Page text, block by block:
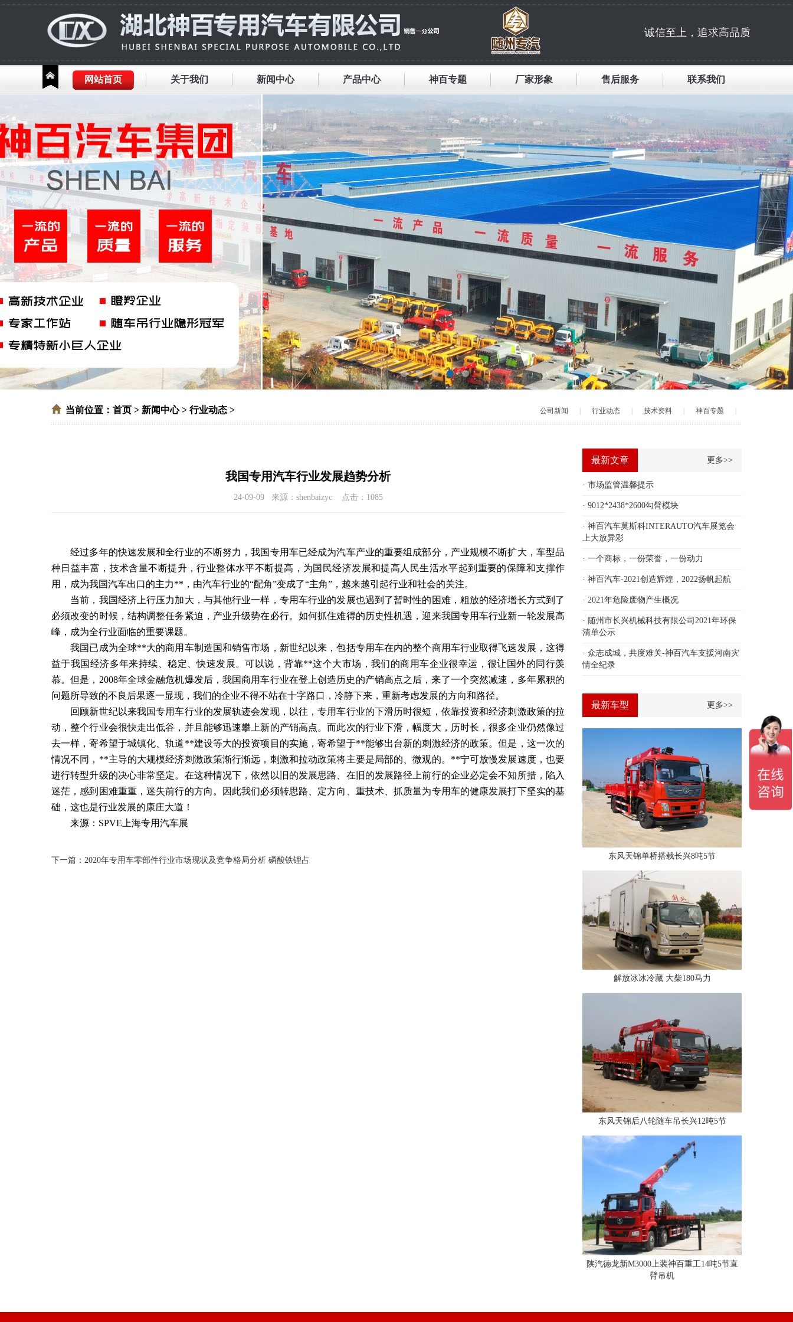
诚信至上，追求高品质
网站首页 关于我们 新闻中心 产品中心 神百专题 厂家形象 售后服务 联系我们
当前位置： 首页 > 新闻中心> 行业动态 > 公司新闻 行业动态 技术资料 神百专题
我国专用汽车行业发展趋势分析
24-09-09 来源：shenbaizyc 点击： 1085
经过多年的快速发展和全行业的不断努力，我国专用车已经成为汽车产业的重要组成部分，产业规模不断扩大，车型品
种日益丰富，技术含量不断提升，行业整体水平不断提高，为国民经济发展和提高人民生活水平起到重要的保障和支撑作
用，成为我国汽车出口的主力**，由汽车行业的“配角”变成了“主角”，越来越引起行业和社会的关注。
当前，我国经济上行压力加大，与其他行业一样，专用车行业的发展也遇到了暂时性的困难，粗放的经济增长方式到了
必须改变的时候，结构调整任务紧迫，产业升级势在必行。如何抓住难得的历史性机遇，迎来我国专用车行业新一轮发展高
峰，成为全行业面临的重要课题。
我国已成为全球**大的商用车制造国和销售市场，新世纪以来，包括专用车在内的整个商用车行业取得飞速发展，这得
益于我国经济多年来持续、稳定、快速发展。可以说，背靠**这个大市场，我们的商用车企业很幸运，很让国外的同行羡
慕。但是，2008年全球金融危机爆发后，我国商用车行业在登上创造历史的产销高点之后，来了一个突然减速，多年累积的
问题所导致的不良后果逐一显现，我们的企业不得不站在十字路口，冷静下来，重新考虑发展的方向和路径。
回顾新世纪以来我国专用车行业的发展轨迹会发现，以往，专用车行业的下滑历时很短，依靠投资和经济刺激政策的拉
动，整个行业会很快走出低谷，并且能够迅速攀上新的产销高点。而此次的行业下滑，幅度大，历时长，很多企业仍然像过
去一样，寄希望于城镇化、轨道**建设等大的投资项目的实施，寄希望于**能够出台新的刺激经济的政策。但是，这一次的
情况不同，**主导的大规模经济刺激政策渐行渐远，刺激和拉动政策将主要是局部的、微观的。**宁可放慢发展速度，也要
进行转型升级的决心非常坚定。在这种情况下，依然以旧的发展思路、在旧的发展路径上前行的企业必定会不知所措，陷入
迷茫，感到困难重重，迷失前行的方向。因此我们必须转思路、定方向、重技术、抓质量为专用车的健康发展打下坚实的基
础，这也是行业发展的康庄大道！
来源：SPVE上海专用汽车展
下一篇：2020年专用车零部件行业市场现状及竞争格局分析 磷酸铁锂占
最新文章 更多>>
· 市场监管温馨提示
· 9012*2438*2600勾臂模块
· 神百汽车莫斯科INTERAUTO汽车展览会
上大放异彩
· 一个商标，一份荣誉，一份动力
· 神百汽车-2021创造辉煌，2022扬帆起航
· 2021年危险废物产生概况
· 随州市长兴机械科技有限公司2021年环保
清单公示
· 众志成城，共度难关-神百汽车支援河南灾
情全纪录
最新车型 更多>>
东风天锦单桥搭载长兴8吨5节
解放冰冰冷藏 大柴180马力
东风天锦后八轮随车吊长兴12吨5节
陕汽德龙新M3000上装神百重工14吨5节直
臂吊机